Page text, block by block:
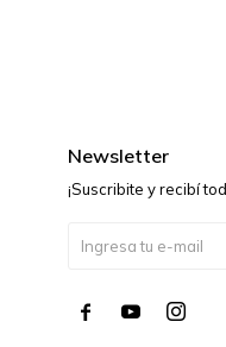
Newsletter
¡Suscribite y recibí
  